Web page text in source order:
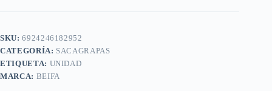
SKU:6924246182952
CATEGORÍA: SACAGRAPAS
ETIQUETA: UNIDAD
MARCA: BEIFA